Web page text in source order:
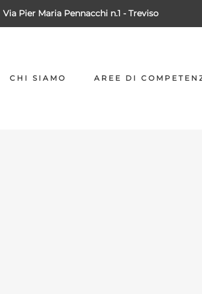
Via Pier Maria Pennacchi n.1 - Treviso
CHI SIAMO AREE DI